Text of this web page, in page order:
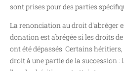
sont prises pour des parties
La renonciation au droit d'abréger
donation est abrégée si les droits
ont été dépassés. Certains
droit à une partie de la succession :